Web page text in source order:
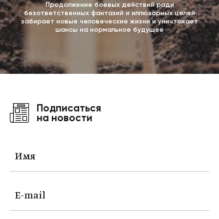
Продолжение боевых действий ради
безответственных фантазий и иллюзорных целей
забирает новые человеческие жизни и уничтожает
шансы на нормальное будущее
Подписаться
на новости